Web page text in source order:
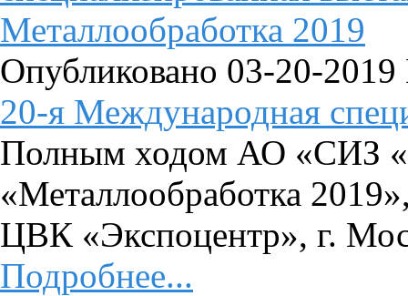
Опубликовано 03-20-2019
20-я Международная
Полным ходом АО «СИЗ
«Металлообработка
ЦВК «Экспоцентр», г.
Подробнее...